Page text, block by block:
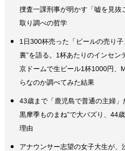
捜査一課刑事が明かす「嘘を見抜
取り調べの哲学
1日300杯売った「ビールの売り子
裏”を語る。1杯あたりのインセン
京ドームで生ビール1杯1000円、
らなのか調べてみた結果
43歳まで「鹿児島で普通の主婦」
黒摩季ものまね”で大バズり、44
理由
アナウンサー志望の女子大生が、